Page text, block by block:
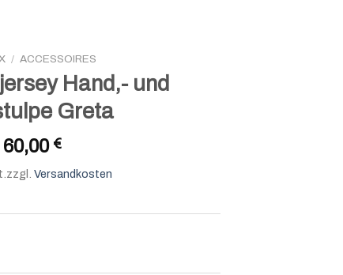
/ ACCESSOIRES
Hand,- und
Greta
60,00 €
zzgl. Versandkosten